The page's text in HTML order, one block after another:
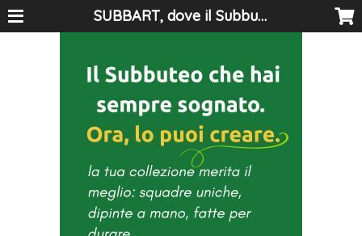
SUBBART, dove il Subbuteo diventa arte